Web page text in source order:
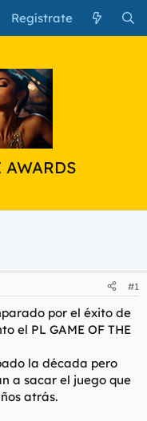
Regístrate
AWARDS
#1
por el éxito de
el PL GAME OF THE
la década pero
a sacar el juego que
atrás.